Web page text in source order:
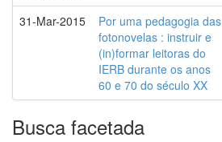
31-Mar-2015
Por uma pedagogia das
fotonovelas : instruir e
(in)formar leitoras do
IERB durante os anos
60 e 70 do século XX
Busca facetada